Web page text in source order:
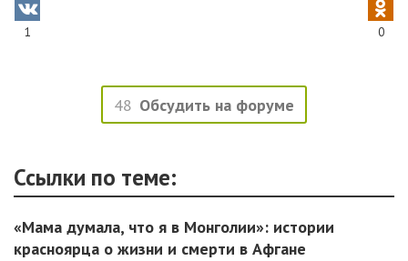
1 0
48 Обсудить на форуме
Ссылки по теме:
«Мама думала, что я в Монголии»: истории
красноярца о жизни и смерти в Афгане